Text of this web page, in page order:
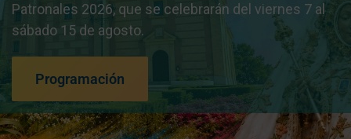
Patronales 2026, que se celebrarán del viernes 7 al
sábado 15 de agosto.
Programación